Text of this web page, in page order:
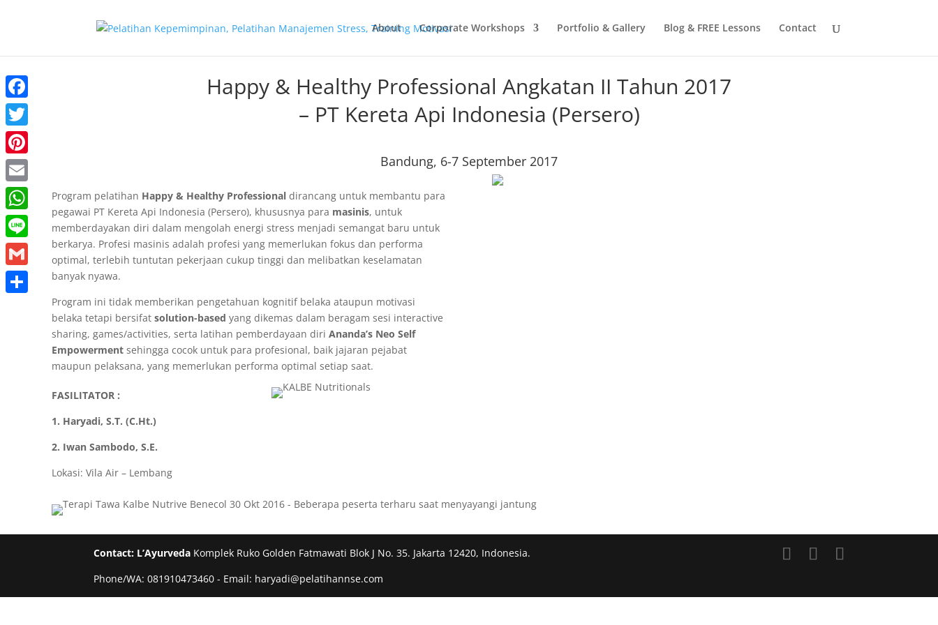
About Corporate Workshops Portfolio & Gallery Blog & FREE Lessons Contact
Happy & Healthy Professional Angkatan II Tahun 2017
– PT Kereta Api Indonesia (Persero)
Bandung, 6-7 September 2017
Program pelatihan Happy & Healthy Professionaldirancang untuk membantu para
pegawai PT Kereta Api Indonesia (Persero), khususnya para masinis, untuk
memberdayakan diri dalam mengolah energi stress menjadi semangat baru untuk
berkarya. Profesi masinis adalah profesi yang memerlukan fokus dan performa
optimal, terlebih tuntutan pekerjaan cukup tinggi dan melibatkan keselamatan
banyak nyawa.
Program ini tidak memberikan pengetahuan kognitif belaka ataupun motivasi
belaka tetapi bersifat solution-based yang dikemas dalam beragam sesi interactive
sharing, games/activities, serta latihan pemberdayaan diri Ananda’s Neo Self
Empowermentsehingga cocok untuk para profesional, baik jajaran pejabat
maupun pelaksana, yang memerlukan performa optimal setiap saat.
FASILITATOR :
1. Haryadi, S.T. (C.Ht.)
2. Iwan Sambodo, S.E.
Lokasi: Vila Air – Lembang
Contact: L’Ayurveda Komplek Ruko Golden Fatmawati Blok J No. 35. Jakarta 12420, Indonesia.
Phone/WA: 081910473460 - Email: haryadi@pelatihannse.com
Facebook
Twitter
Pinterest
Email
WhatsApp
Line
Gmail